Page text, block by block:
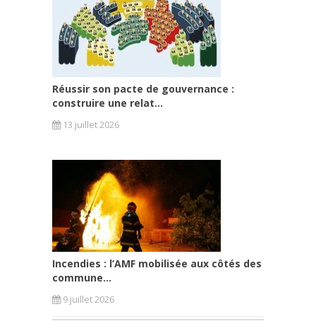
Réussir son pacte de gouvernance :
construire une relat...
13 juillet 2026
Incendies : l’AMF mobilisée aux côtés des
commune...
9 juillet 2026